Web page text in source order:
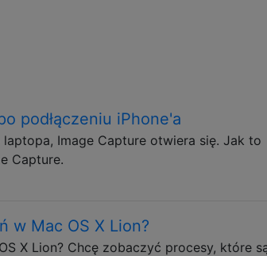
podłączeniu iPhone'a
Image Capture otwiera się. Jak to
Capture.
w Mac OS X Lion?
X Lion? Chcę zobaczyć procesy, które